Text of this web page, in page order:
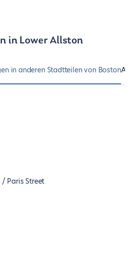
in Lower Allston
in anderen Stadtteilen von Boston
Paris Street